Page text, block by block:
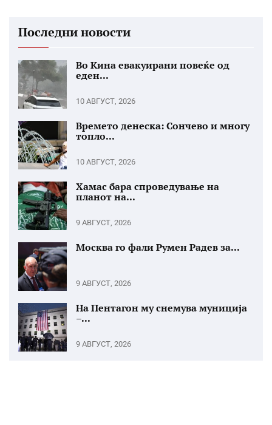
Последни новости
Во Кина евакуирани повеќе од
еден...
10 АВГУСТ, 2026
Времето денеска: Сончево и многу
топло...
10 АВГУСТ, 2026
Хамас бара спроведување на
планот на...
9 АВГУСТ, 2026
Москва го фали Румен Радев за...
9 АВГУСТ, 2026
На Пентагон му снемува муниција
–...
9 АВГУСТ, 2026